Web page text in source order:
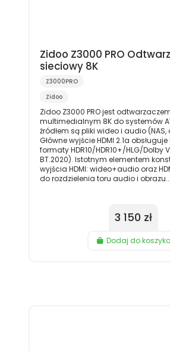
Zidoo Z3000 PRO
sieciowy 8K
Z3000PRO
Zidoo
Zidoo Z3000 PRO jest
multimedialnym 8K do systemów
źródłem są pliki wideo i audio
Główne wyjście HDMI 2.1a
formaty HDR10/HDR10+/HLG/Dolby
BT.2020). Istotnym elementem
wyjścia HDMI: wideo+audio oraz
do rozdzielenia toru audio i obrazu...
3 150 zł
Dodaj do koszyka